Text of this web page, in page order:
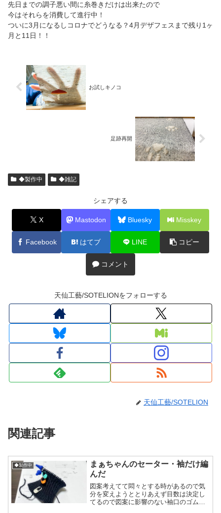
先日までの調子悪い間に糸巻きだけは出来たので
今はそれらを消費して進行中！
ついに3月になるしコロナでどうなる？4月デザフェスまで残り1ヶ
月と11日！！
お試しキノコ
足跡再開
◆製作中 ◆雑記
シェアする
X Mastodon Bluesky Misskey
Facebook はてブ LINE コピー
コメント
天仙工藝/SOTELIONをフォローする
天仙工藝/SOTELION
関連記事
◆製作中
まぁちゃんのセーター・袖だけ編
んだ
図案考えてて悶々とする時があるので気
分を変えようととりあえず目数は決定し
てるので図案に影響のない袖口のゴム編